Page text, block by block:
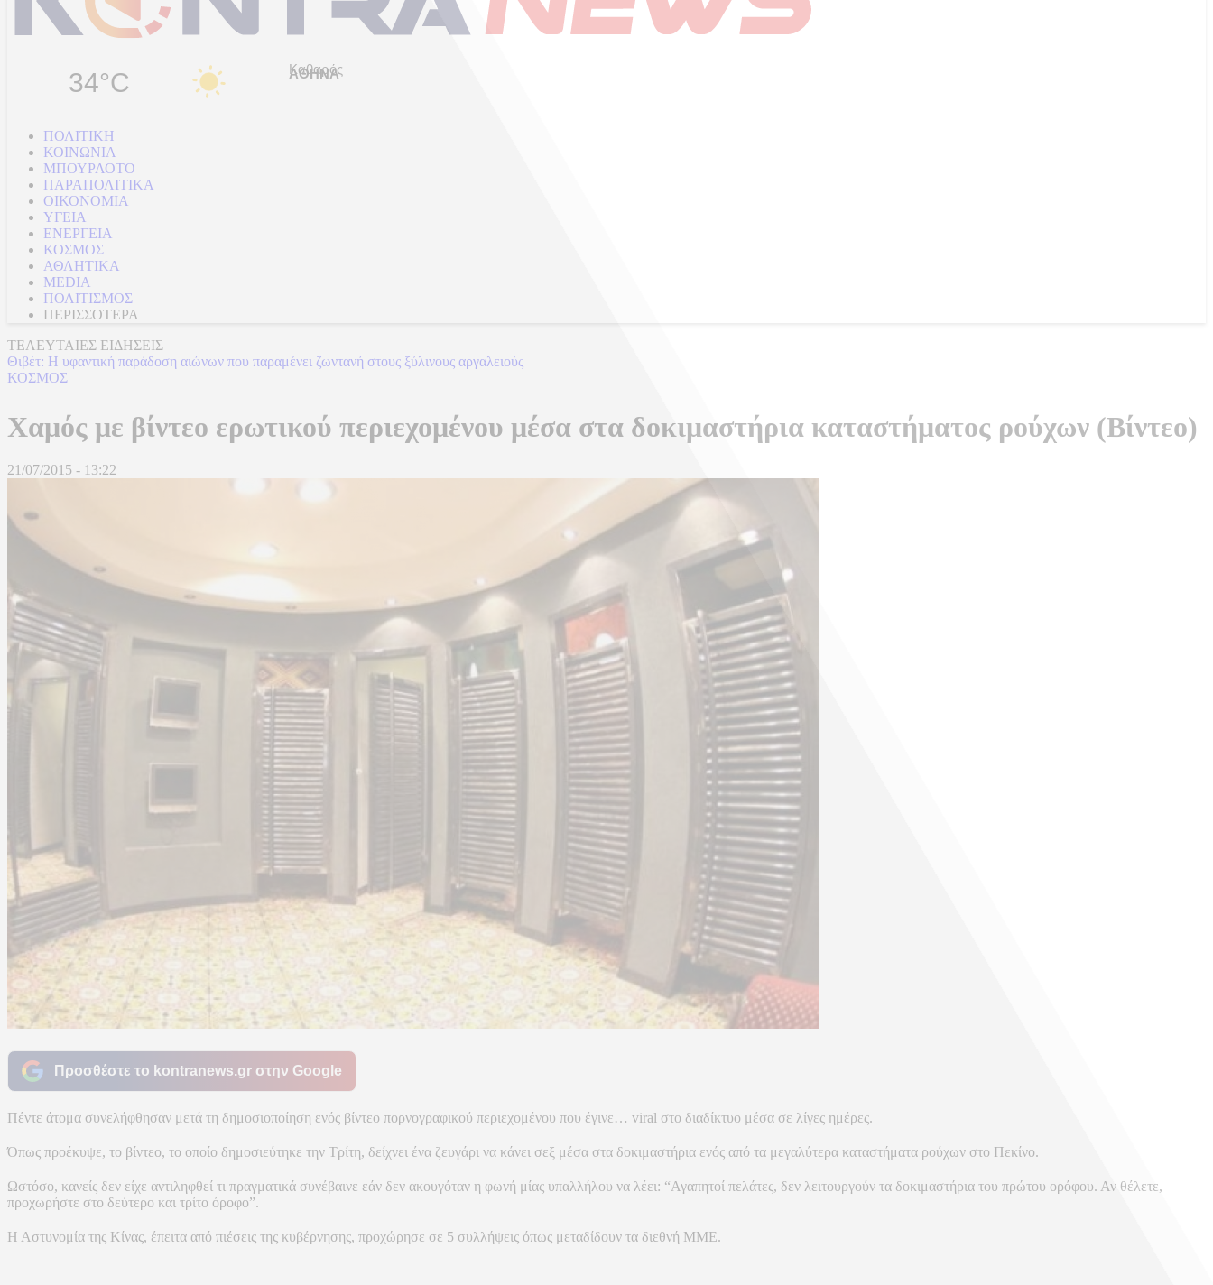
34°C Καθαρός
ΠΟΛΙΤΙΚΗ
ΚΟΙΝΩΝΙΑ
ΜΠΟΥΡΛΟΤΟ
ΠΑΡΑΠΟΛΙΤΙΚΑ
ΟΙΚΟΝΟΜΙΑ
ΥΓΕΙΑ
ΕΝΕΡΓΕΙΑ
ΚΟΣΜΟΣ
ΑΘΛΗΤΙΚΑ
MEDIA
ΠΟΛΙΤΙΣΜΟΣ
ΠΕΡΙΣΣΟΤΕΡΑ
ΤΕΛΕΥΤΑΙΕΣ ΕΙΔΗΣΕΙΣ
Θιβέτ: Η υφαντική παράδοση αιώνων που παραμένει ζωντανή στους ξύλινους αργαλειούς
ΚΟΣΜΟΣ
Χαμός με βίντεο ερωτικού περιεχομένου μέσα στα δοκιμαστήρια καταστήματος ρούχων (Βίντεο)
21/07/2015 - 13:22
Προσθέστε το kontranews.gr στην Google
Πέντε άτομα συνελήφθησαν μετά τη δημοσιοποίηση ενός βίντεο πορνογραφικού περιεχομένου που έγινε… viral στο διαδίκτυο μέσα σε λίγες ημέρες.
Όπως προέκυψε, το βίντεο, το οποίο δημοσιεύτηκε την Τρίτη, δείχνει ένα ζευγάρι να κάνει σεξ μέσα στα δοκιμαστήρια ενός από τα μεγαλύτερα καταστήματα ρούχων στο Πεκίνο.
Ωστόσο, κανείς δεν είχε αντιληφθεί τι πραγματικά συνέβαινε εάν δεν ακουγόταν η φωνή μίας υπαλλήλου να λέει: “Αγαπητοί πελάτες, δεν λειτουργούν τα δοκιμαστήρια του πρώτου ορόφου. Αν θέλετε,
προχωρήστε στο δεύτερο και τρίτο όροφο”.
Η Αστυνομία της Κίνας, έπειτα από πιέσεις της κυβέρνησης, προχώρησε σε 5 συλλήψεις όπως μεταδίδουν τα διεθνή ΜΜΕ.